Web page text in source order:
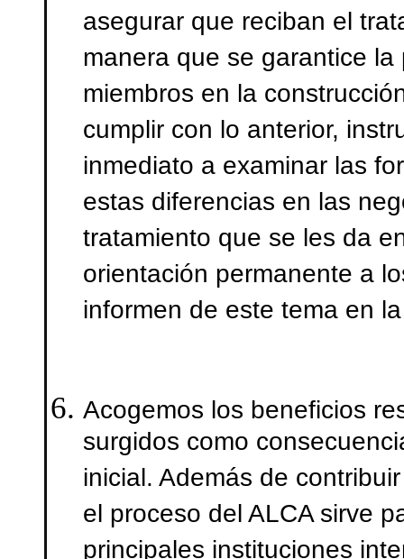
asegurar que reciban el
manera que se garantice
miembros en la
cumplir con lo anterior,
inmediato a examinar las
estas diferencias en las
tratamiento que se les da
orientación permanente a
informen de este tema en
Acogemos los beneficios
surgidos como
inicial. Además de
el proceso del ALCA sirve